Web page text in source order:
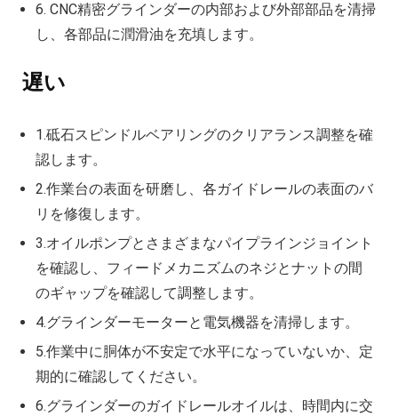
6. CNC精密グラインダーの内部および外部部品を清掃
し、各部品に潤滑油を充填します。
遅い
1.砥石スピンドルベアリングのクリアランス調整を確
認します。
2.作業台の表面を研磨し、各ガイドレールの表面のバ
リを修復します。
3.オイルポンプとさまざまなパイプラインジョイント
を確認し、フィードメカニズムのネジとナットの間
のギャップを確認して調整します。
4.グラインダーモーターと電気機器を清掃します。
5.作業中に胴体が不安定で水平になっていないか、定
期的に確認してください。
6.グラインダーのガイドレールオイルは、時間内に交